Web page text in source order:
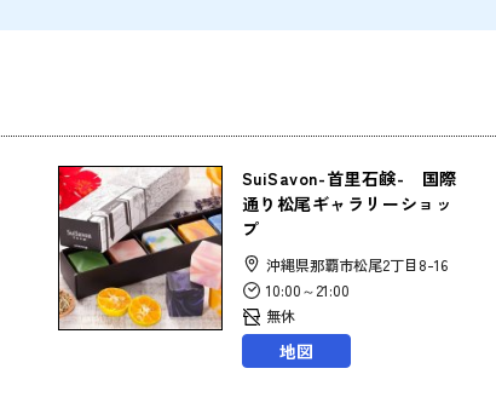
SuiSavon-首里石鹸- 国際
通り松尾ギャラリーショッ
プ
沖縄県那覇市松尾2丁目8-16
10:00～21:00
無休
地図